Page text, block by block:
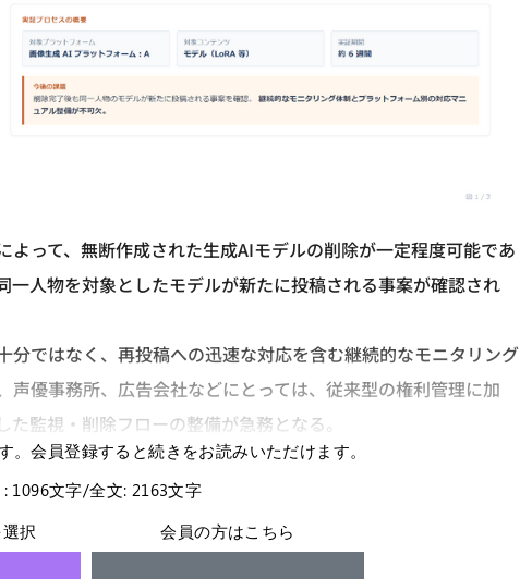
って、無断作成された生成AIモデルの削除が一定程度可能であ
人物を対象としたモデルが新たに投稿される事案が確認され
分ではなく、再投稿への迅速な対応を含む継続的なモニタリング
優事務所、広告会社などにとっては、従来型の権利管理に加
監視・削除フローの整備が急務となる。
。会員登録すると続きをお読みいただけます。
1096文字/全文: 2163文字
択
会員の方はこちら